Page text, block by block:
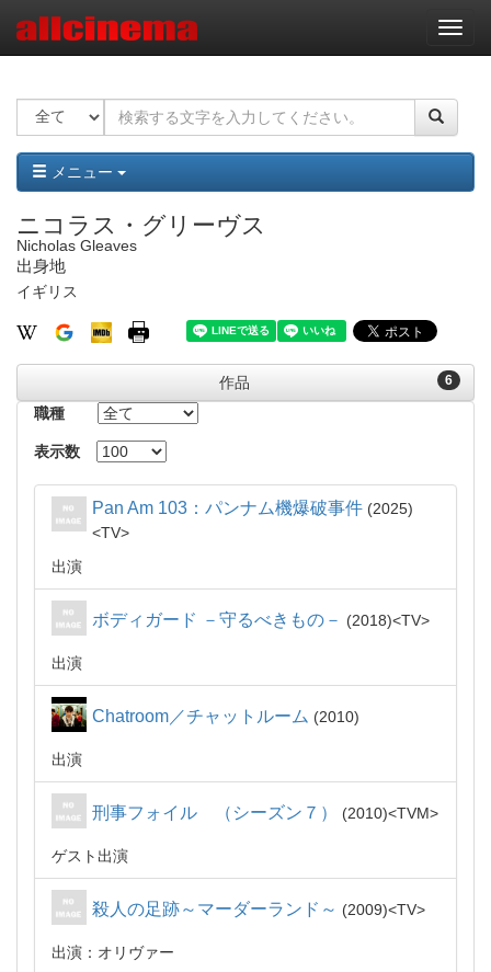
ナ
ビ
ー
ョ
ン
メニュー
ニコラス・グリーヴス
Nicholas Gleaves
出身地
イギリス
6
作品
職種
表示数
Pan Am 103：パンナム機爆破事件
2025
TV
出演
ボディガード －守るべきもの－ 2018 TV
出演
Chatroom／チャットルーム 2010
出演
刑事フォイル （シーズン７） 2010 TVM
ゲスト出演
殺人の足跡～マーダーランド～ 2009 TV
出演：オリヴァー